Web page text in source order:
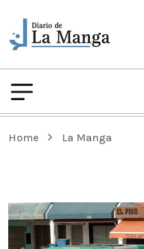
Home La Manga